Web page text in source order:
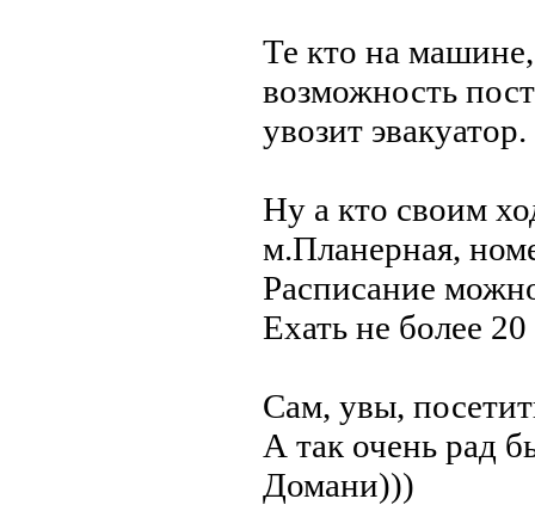
Те кто на
возможность
увозит эвакуатор.
Ну а кто своим
м.Планерная,
Расписание
Ехать не более
Сам, увы,
А так очень рад
Домани)))